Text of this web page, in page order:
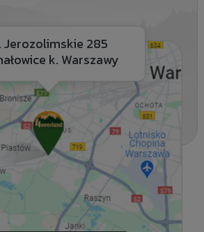
Jerozolimskie 285
k. Warszawy